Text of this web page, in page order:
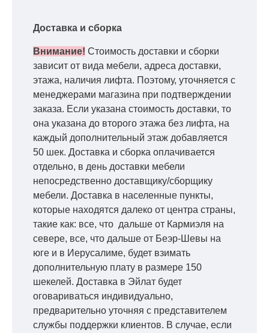
Доставка и сборка
Внимание! Стоимость доставки и сборки
зависит от вида мебели, адреса доставки,
этажа, наличия лифта. Поэтому, уточняется с
менеджерами магазина при подтверждении
заказа. Если указана стоимость доставки, то
она указана до второго этажа без лифта, на
каждый дополнительный этаж добавляется
50 шек. Доставка и сборка оплачивается
отдельно, в день доставки мебели
непосредственно доставщику/сборщику
мебели. Доставка в населенные пункты,
которые находятся далеко от центра страны,
такие как: все, что дальше от Кармиэля на
севере, все, что дальше от Беэр-Шевы на
юге и в Иерусалиме, будет взимать
дополнительную плату в размере 150
шекелей. Доставка в Эйлат будет
оговариваться индивидуально,
предварительно уточняя с представителем
службы поддержки клиентов. В случае, если